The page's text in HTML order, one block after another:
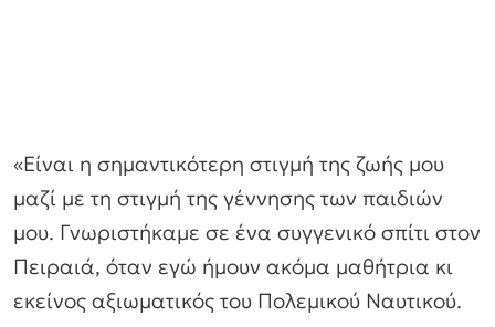
«Είναι η σημαντικότερη στιγμή της ζωής μου
μαζί με τη στιγμή της γέννησης των παιδιών
μου. Γνωριστήκαμε σε ένα συγγενικό σπίτι στον
Πειραιά, όταν εγώ ήμουν ακόμα μαθήτρια κι
εκείνος αξιωματικός του Πολεμικού Ναυτικού.